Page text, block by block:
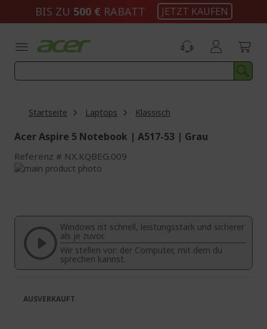
BIS ZU 500 € RABATT JETZT KAUFEN
Startseite Laptops Klassisch
Acer Aspire 5 Notebook | A517-53 | Grau
Referenz NX.KQBEG.009
Zum
springen
Bildgalerie
springen
Windows ist schnell, leistungsstark und sicherer
als je zuvor.
Wir stellen vor: der Computer, mit dem du
sprechen kannst.
AUSVERKAUFT